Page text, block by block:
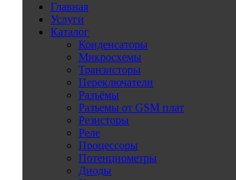
Главная
Услуги
Каталог
Конденсаторы
Микросхемы
Транзисторы
Переключатели
Разъёмы
Разъемы от GSM плат
Резисторы
Реле
Процессоры
Потенциометры
Диоды